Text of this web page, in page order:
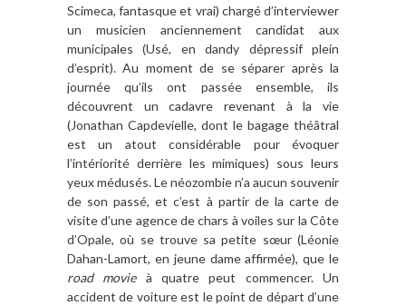
Scimeca, fantasque et vrai) chargé d’interviewer
un musicien anciennement candidat aux
municipales (Usé, en dandy dépressif plein
d’esprit). Au moment de se séparer après la
journée qu’ils ont passée ensemble, ils
découvrent un cadavre revenant à la vie
(Jonathan Capdevielle, dont le bagage théâtral
est un atout considérable pour évoquer
l’intériorité derrière les mimiques) sous leurs
yeux médusés. Le néozombie n’a aucun souvenir
de son passé, et c’est à partir de la carte de
visite d’une agence de chars à voiles sur la Côte
d’Opale, où se trouve sa petite sœur (Léonie
Dahan-Lamort, en jeune dame affirmée), que le
road movieà quatre peut commencer. Un
accident de voiture est le point de départ d’une